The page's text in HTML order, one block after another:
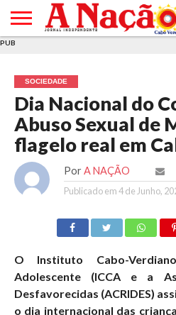
E DE
COOKIES
DE
UTILIZAÇÃO
PUB
SOCIEDADE
Dia Nacional do
Abuso Sexual de
flagelo real em
Por A NAÇÃO
Publicado em4 de Junho,
O Instituto Cabo-
Adolescente (ICCA e a
Desfavorecidas (ACRIDES)
o dia internacional das